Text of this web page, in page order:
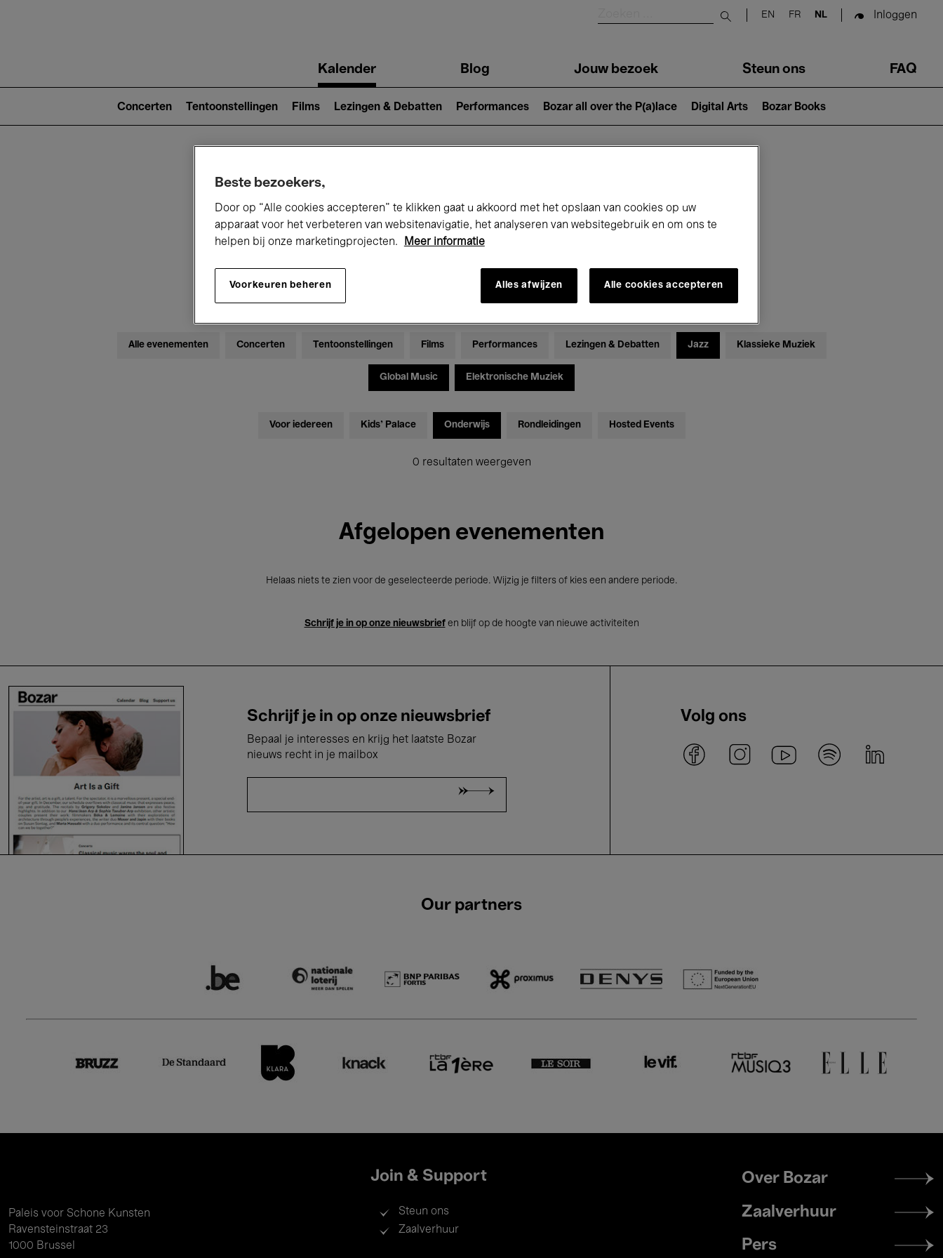
Submit search
EN FR NL Inloggen
navigationKalender Blog Jouw bezoek Steun ons FAQ
2)
Concerten Tentoonstellingen Films Lezingen & Debatten Performances Bozar all over the P(a)lace Digital Arts Bozar Books
Nu bij Bozar
Vrijdag 15 - Zaterdag 23 Mei 2026
Alle evenementen Concerten Tentoonstellingen Films Performances Lezingen & Debatten Jazz Klassieke Muziek
Global Music Elektronische Muziek
Voor iedereen Kids’ Palace Onderwijs Rondleidingen Hosted Events
0 resultaten weergeven
Afgelopen evenementen
Helaas niets te zien voor de geselecteerde periode. Wijzig je filters of kies een andere periode.
Schrijf je in op onze nieuwsbriefen blijf op de hoogte van nieuwe activiteiten
Schrijf je in op onze nieuwsbrief
Bepaal je interesses en krijg het laatste Bozar
nieuws recht in je mailbox
Volg ons
Our partners
Paleis voor Schone Kunsten
Ravensteinstraat 23
1000 Brussel
Join & Support
Steun ons
Zaalverhuur
Footer
menu
Over Bozar
Zaalverhuur
Pers
Beste bezoekers,
Door op “Alle cookies accepteren” te klikken gaat u akkoord met het opslaan van cookies op uw
apparaat voor het verbeteren van websitenavigatie, het analyseren van websitegebruik en om ons te
helpen bij onze marketingprojecten.
Meer informatie
Voorkeuren beheren Alles afwijzen Alle cookies accepteren